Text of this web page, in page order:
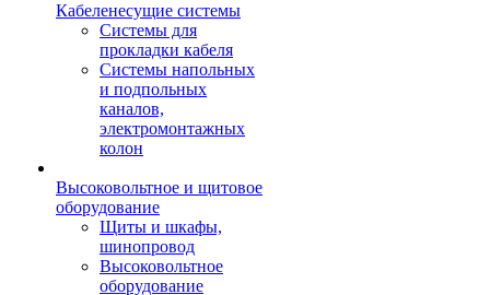
Кабеленесущие системы
Системы для
прокладки кабеля
Системы напольных
и подпольных
каналов,
электромонтажных
колон
Высоковольтное и щитовое
оборудование
Щиты и шкафы,
шинопровод
Высоковольтное
оборудование